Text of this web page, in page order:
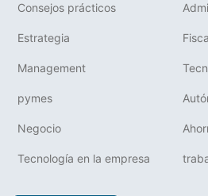
Consejos prácticos
Estrategia
Management
pymes
Negocio
Tecnología en la empresa